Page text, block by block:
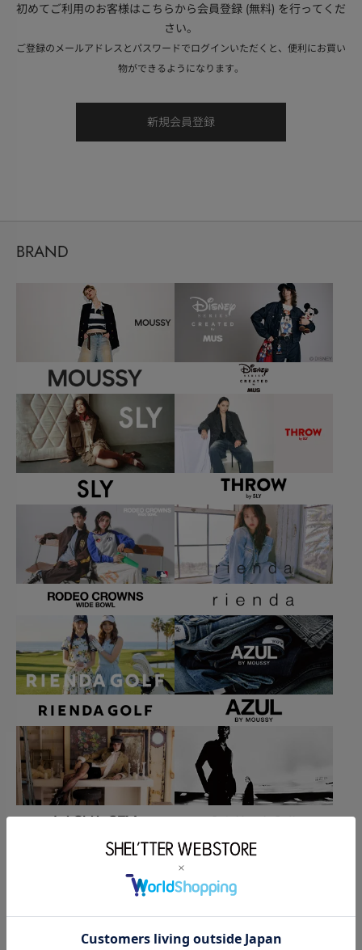
初めてご利用のお客様はこちらから会員登録 (無料) を行ってくだ
さい。
ご登録のメールアドレスとパスワードでログインいただくと、便利にお買い
物ができるようになります。
BRAND